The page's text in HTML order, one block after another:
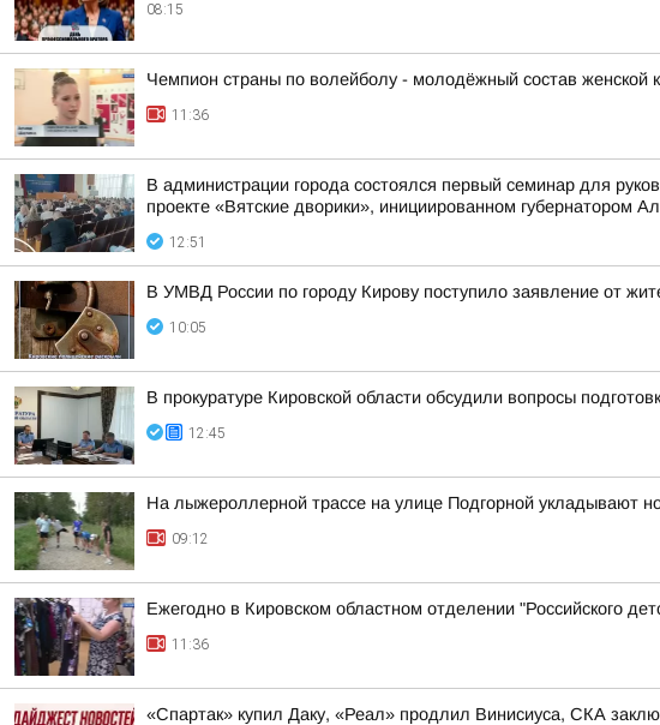
08:15
Чемпион страны по волейболу - молодёжный состав женской
11:36
В администрации города состоялся первый семинар для
проекте «Вятские дворики», инициированном губернатором
12:51
В УМВД России по городу Кирову поступило заявление от
10:05
В прокуратуре Кировской области обсудили вопросы
12:45
На лыжероллерной трассе на улице Подгорной укладывают
09:12
Ежегодно в Кировском областном отделении "Российского
11:36
«Спартак» купил Даку, «Реал» продлил Винисиуса, СКА